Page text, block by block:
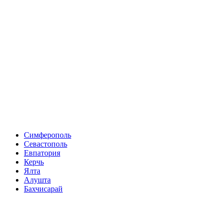
Симферополь
Севастополь
Евпатория
Керчь
Ялта
Алушта
Бахчисарай